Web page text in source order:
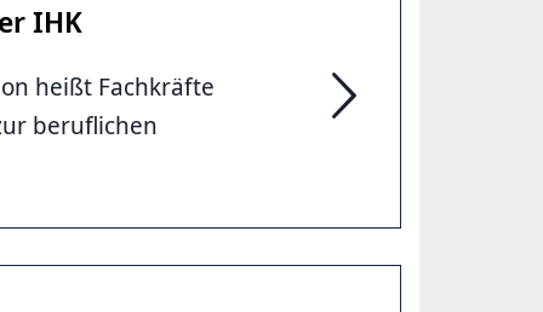
IHK
heißt Fachkräfte
beruflichen